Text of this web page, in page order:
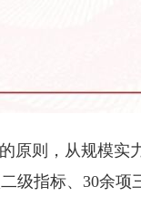
原则，从规模实
级指标、30余